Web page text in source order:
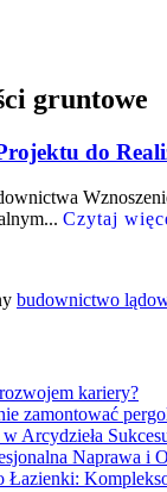
gruntowe
do
Czytaj
budownictwo
kariery?
zamontować
Arcydzieła
Naprawa i
Łazienki: